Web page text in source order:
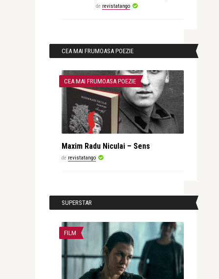
de revistatango
CEA MAI FRUMOASA POEZIE
CEA MAI FRUMOASA POEZIE
Maxim Radu Niculai – Sens
de revistatango
SUPERSTAR
FILM